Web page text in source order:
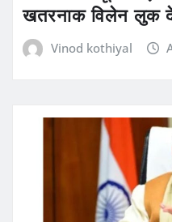
खतरनाक विलेन लुक
Vinod kothiyal